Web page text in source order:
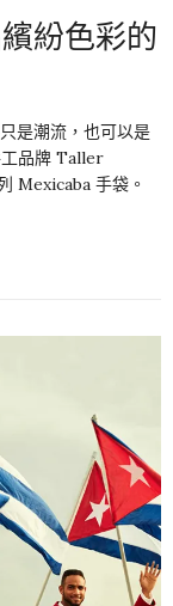
紛色彩的
是潮流，也可以是
工品牌 Taller
Mexicaba 手袋。